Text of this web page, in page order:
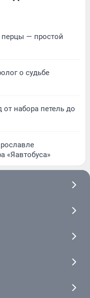
— простой
о судьбе
набора петель до
«Яавтобуса»